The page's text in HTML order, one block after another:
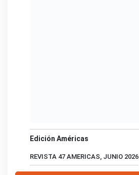
Edición Américas
REVISTA 47 AMERICAS, JUNIO 2026